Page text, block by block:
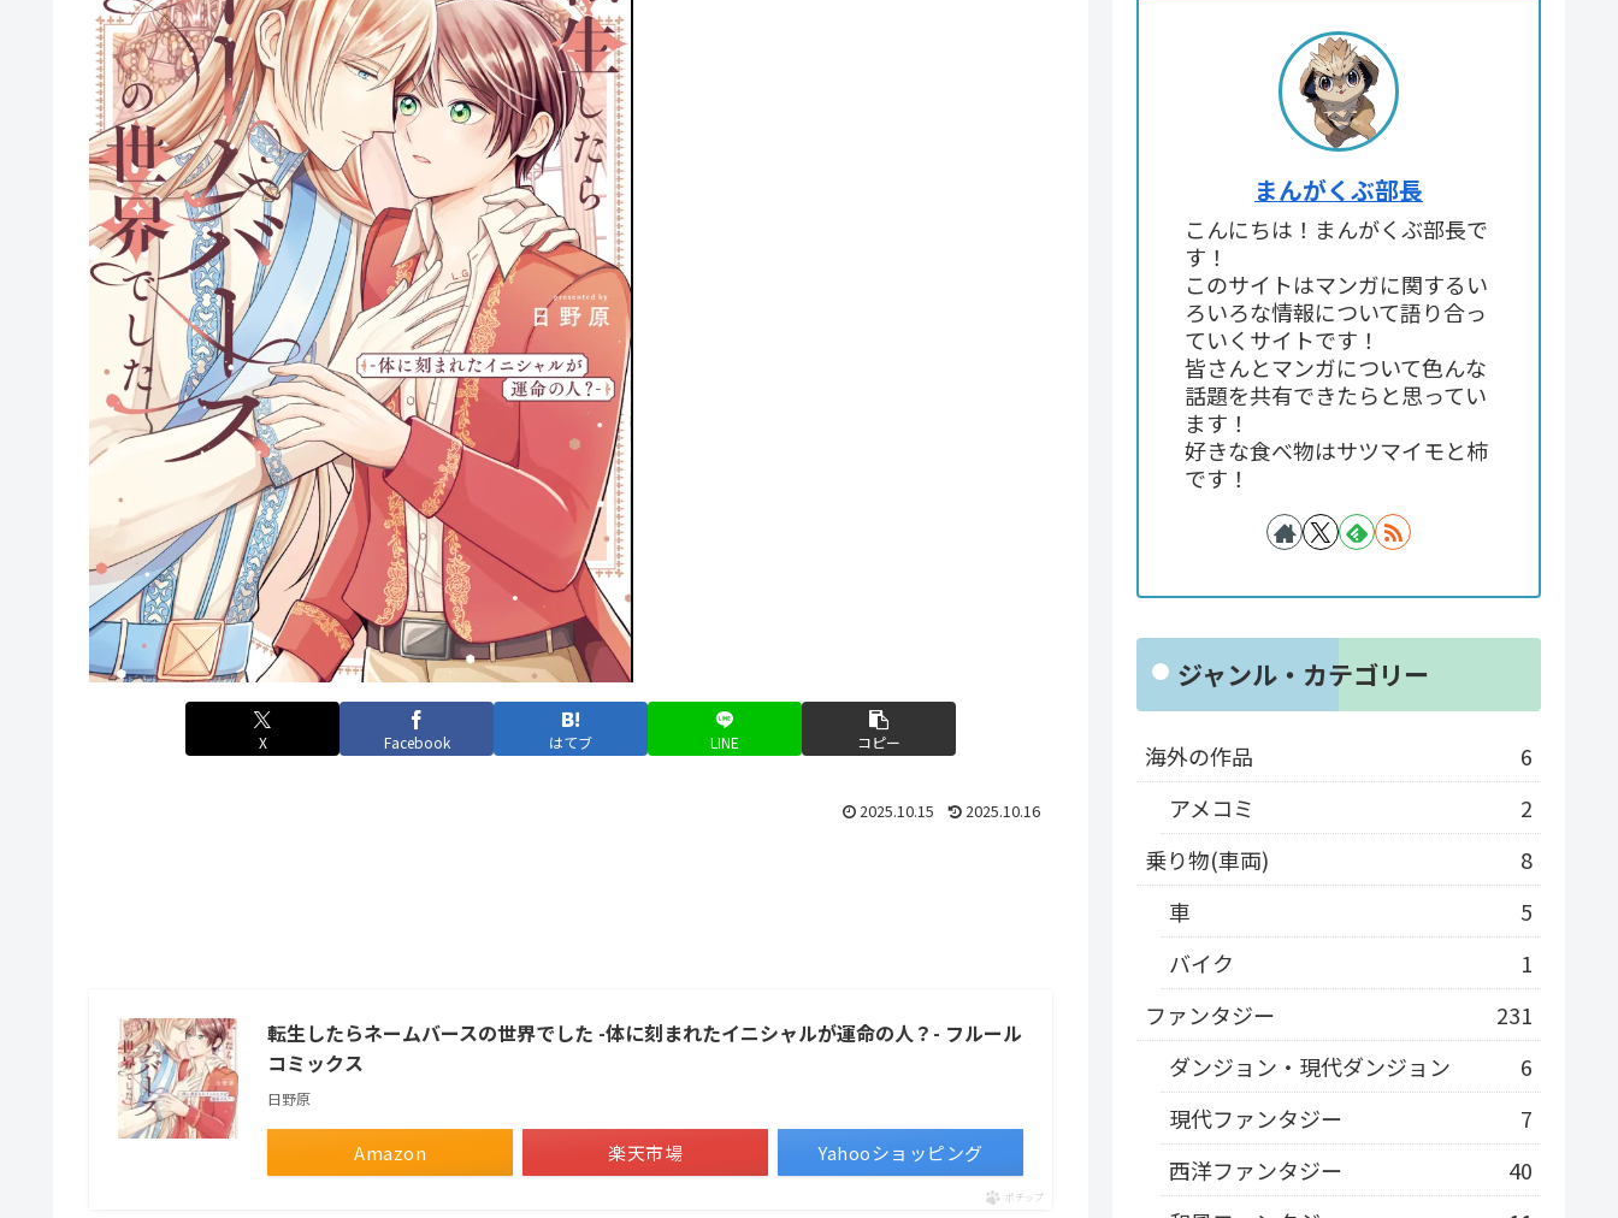
X Facebook はてブ LINE コピー
2025.10.15 2025.10.16
転生したらネームバースの世界でした -体に刻まれたイニシャルが運命の人？- フルール
コミックス
日野原
Amazon 楽天市場 Yahooショッピング
ポチップ
まんがくぶ部長
こんにちは！まんがくぶ部長で
す！
このサイトはマンガに関するい
ろいろな情報について語り合っ
ていくサイトです！
皆さんとマンガについて色んな
話題を共有できたらと思ってい
ます！
好きな食べ物はサツマイモと柿
です！
ジャンル・カテゴリー
海外の作品
6
アメコミ
2
乗り物(車両)
8
車
5
バイク
1
ファンタジー
231
ダンジョン・現代ダンジョン
6
現代ファンタジー
7
西洋ファンタジー
40